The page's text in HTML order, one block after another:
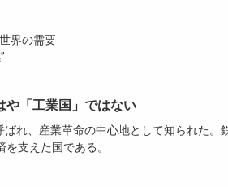
界の需要
や「工業国」ではない
れ、産業革命の中心地として知られた。
支えた国である。